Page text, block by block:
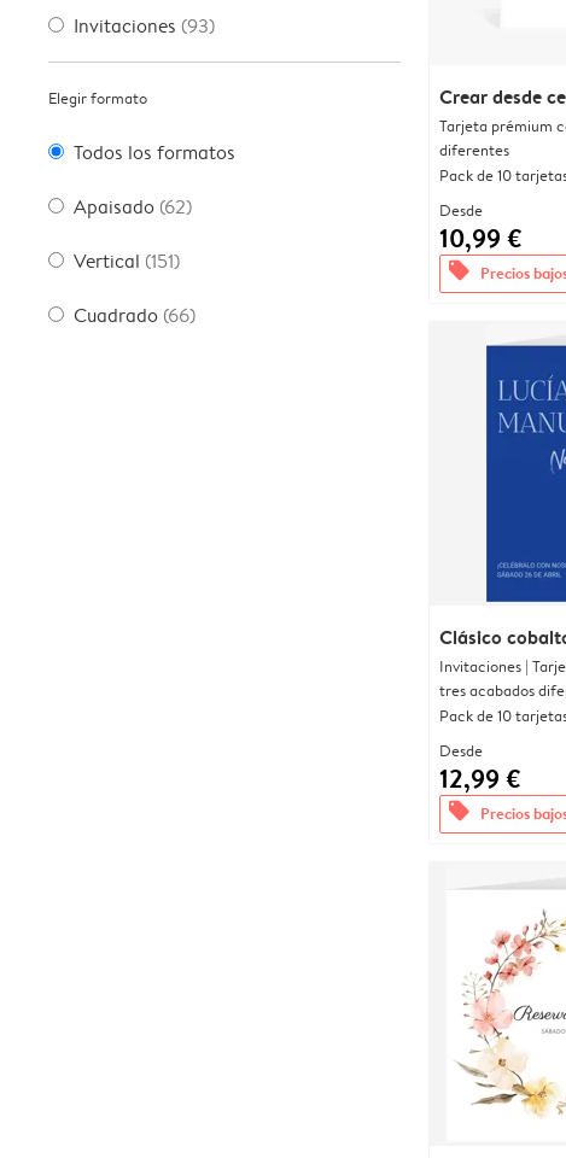
Invitaciones (93)
Elegir formato
Todos los formatos
Apaisado (62)
Vertical (151)
Cuadrado (66)
Crear desde
Tarjeta prémium
diferentes
Pack de 10
Desde
10,99 €
offers Precios
Clásico
Invitaciones |
tres acabados
Pack de 10
Desde
12,99 €
offers Precios